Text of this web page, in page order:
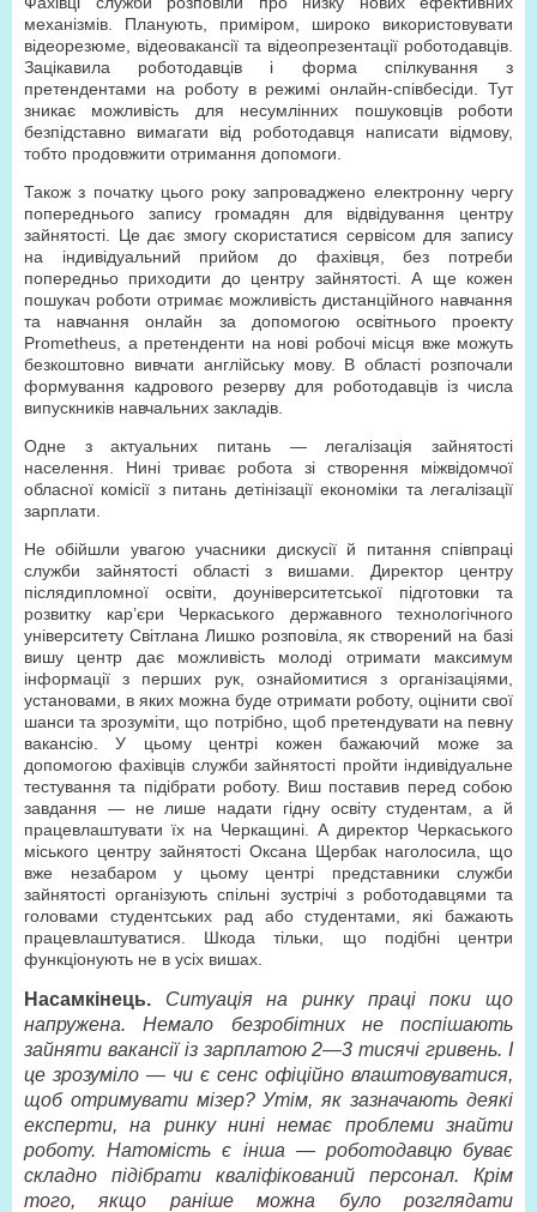
механізмів. Планують, приміром, широко використовувати
відеорезюме, відеовакансії та відеопрезентації роботодавців.
Зацікавила роботодавців і форма спілкування з
претендентами на роботу в режимі онлайн-співбесіди. Тут
зникає можливість для несумлінних пошуковців роботи
безпідставно вимагати від роботодавця написати відмову,
тобто продовжити отримання допомоги.
Також з початку цього року запроваджено електронну чергу
попереднього запису громадян для відвідування центру
зайнятості. Це дає змогу скористатися сервісом для запису
на індивідуальний прийом до фахівця, без потреби
попередньо приходити до центру зайнятості. А ще кожен
пошукач роботи отримає можливість дистанційного навчання
та навчання онлайн за допомогою освітнього проекту
Prometheus, а претенденти на нові робочі місця вже можуть
безкоштовно вивчати англійську мову. В області розпочали
формування кадрового резерву для роботодавців із числа
випускників навчальних закладів.
Одне з актуальних питань — легалізація зайнятості
населення. Нині триває робота зі створення міжвідомчої
обласної комісії з питань детінізації економіки та легалізації
зарплати.
Не обійшли увагою учасники дискусії й питання співпраці
служби зайнятості області з вишами. Директор центру
післядипломної освіти, доуніверситетської підготовки та
розвитку кар’єри Черкаського державного технологічного
університету Світлана Лишко розповіла, як створений на базі
вишу центр дає можливість молоді отримати максимум
інформації з перших рук, ознайомитися з організаціями,
установами, в яких можна буде отримати роботу, оцінити свої
шанси та зрозуміти, що потрібно, щоб претендувати на певну
вакансію. У цьому центрі кожен бажаючий може за
допомогою фахівців служби зайнятості пройти індивідуальне
тестування та підібрати роботу. Виш поставив перед собою
завдання — не лише надати гідну освіту студентам, а й
працевлаштувати їх на Черкащині. А директор Черкаського
міського центру зайнятості Оксана Щербак наголосила, що
вже незабаром у цьому центрі представники служби
зайнятості організують спільні зустрічі з роботодавцями та
головами студентських рад або студентами, які бажають
працевлаштуватися. Шкода тільки, що подібні центри
функціонують не в усіх вишах.
Насамкінець. Ситуація на ринку праці поки що
напружена. Немало безробітних не поспішають
зайняти вакансії із зарплатою 2—3 тисячі гривень. І
це зрозуміло — чи є сенс офіційно влаштовуватися,
щоб отримувати мізер? Утім, як зазначають деякі
експерти, на ринку нині немає проблеми знайти
роботу. Натомість є інша — роботодавцю буває
складно підібрати кваліфікований персонал. Крім
того, якщо раніше можна було розглядати